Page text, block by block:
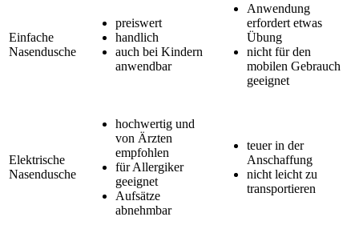
Einfache
Nasendusche
preiswert
handlich
auch bei Kindern
anwendbar
Anwendung
erfordert etwas
Übung
nicht für den
mobilen Gebrauch
geeignet
Elektrische
Nasendusche
hochwertig und
von Ärzten
empfohlen
für Allergiker
geeignet
Aufsätze
abnehmbar
teuer in der
Anschaffung
nicht leicht zu
transportieren